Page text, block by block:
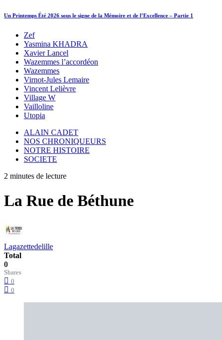
Un Printemps Été 2026 sous le signe de la Mémoire et de l’Excellence – Partie 1
Zef
Yasmina KHADRA
Xavier Lancel
Wazemmes l’accordéon
Wazemmes
Virnot-Jules Lemaire
Vincent Lelièvre
Village W
Vailloline
Utopia
ALAIN CADET
NOS CHRONIQUEURS
NOTRE HISTOIRE
SOCIETE
2 minutes de lecture
La Rue de Béthune
Lagazettedelille
Total
0
Shares
0
0